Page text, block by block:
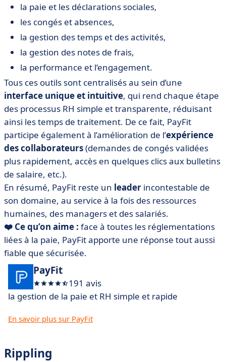
la paie et les déclarations sociales,
les congés et absences,
la gestion des temps et des activités,
la gestion des notes de frais,
la performance et l’engagement.
Tous ces outils sont centralisés au sein d’une
interface unique et intuitive, qui rend chaque étape
des processus RH simple et transparente, réduisant
ainsi les temps de traitement. De ce fait, PayFit
participe également à l’amélioration de l’expérience
des collaborateurs(demandes de congés validées
plus rapidement, accès en quelques clics aux bulletins
de salaire, etc.).
En résumé, PayFit reste un leader incontestable de
son domaine, au service à la fois des ressources
humaines, des managers et des salariés.
❤️ Ce qu’on aime : face à toutes les réglementations
liées à la paie, PayFit apporte une réponse tout aussi
fiable que sécurisée.
PayFit
191 avis
la gestion de la paie et RH simple et rapide
En savoir plus sur PayFit
Rippling